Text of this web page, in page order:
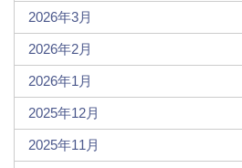
2026年3月
2026年2月
2026年1月
2025年12月
2025年11月